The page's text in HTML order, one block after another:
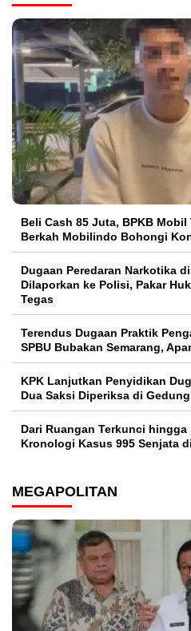
‎Beli Cash 85 Juta, BPKB Mobil
Berkah Mobilindo Bohongi
Dugaan Peredaran Narkotika
Dilaporkan ke Polisi, Pakar
Tegas
Terendus Dugaan Praktik
SPBU Bubakan Semarang,
KPK Lanjutkan Penyidikan
Dua Saksi Diperiksa di
Dari Ruangan Terkunci hingga
Kronologi Kasus 995 Senjata
MEGAPOLITAN